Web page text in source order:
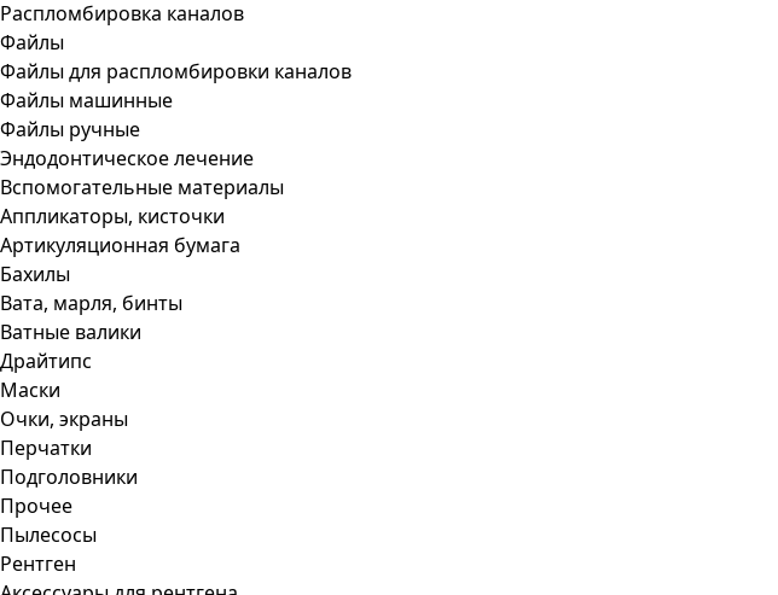
Распломбировка каналов
Файлы
Файлы для распломбировки каналов
Файлы машинные
Файлы ручные
Эндодонтическое лечение
Вспомогательные материалы
Аппликаторы, кисточки
Артикуляционная бумага
Бахилы
Вата, марля, бинты
Ватные валики
Драйтипс
Маски
Очки, экраны
Перчатки
Подголовники
Прочее
Пылесосы
Рентген